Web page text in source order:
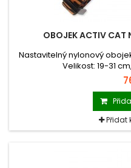
OBOJEK ACTIV CAT
Nastavitelný nylonový
Velikost: 19-31
Přidat